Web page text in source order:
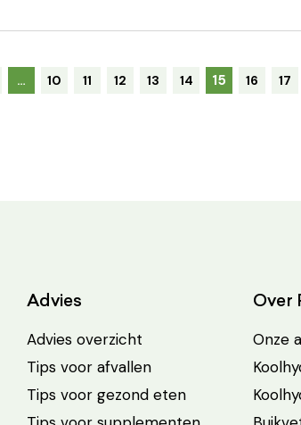
… 10 11 12 13 14 15 16 17
Advies
Advies overzicht
Tips voor afvallen
Tips voor gezond eten
Over
Onze